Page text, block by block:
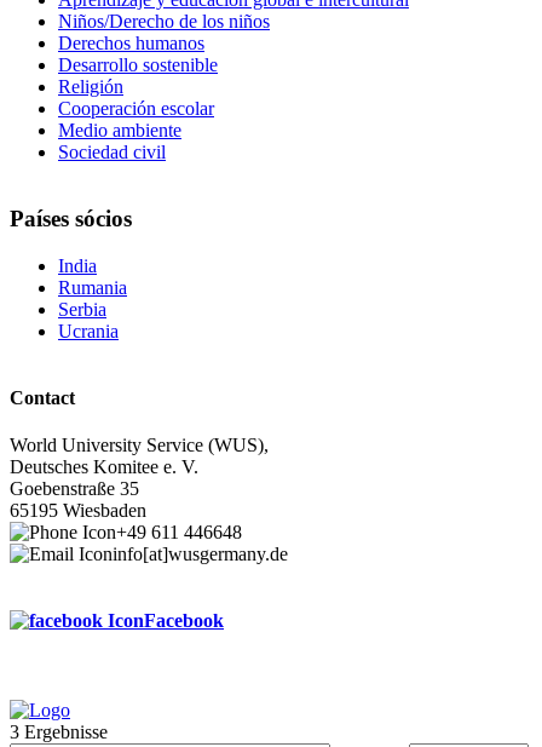
Niños/Derecho de los niños
Derechos humanos
Desarrollo sostenible
Religión
Cooperación escolar
Medio ambiente
Sociedad civil
Países sócios
India
Rumania
Serbia
Ucrania
Contact
World University Service (WUS),
Deutsches Komitee e. V.
Goebenstraße 35
65195 Wiesbaden
+49 611 446648
info[at]wusgermany.de
Facebook
Footer
3 Ergebnisse